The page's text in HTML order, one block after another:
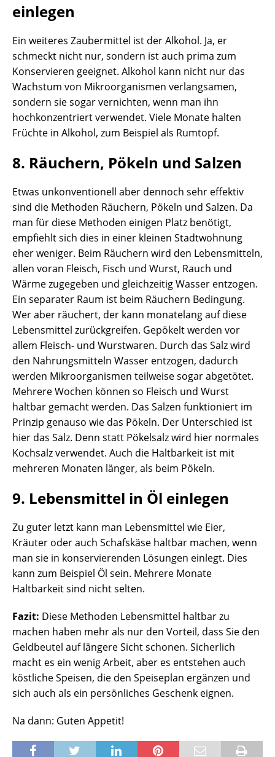
einlegen
Ein weiteres Zaubermittel ist der Alkohol. Ja, er
schmeckt nicht nur, sondern ist auch prima zum
Konservieren geeignet. Alkohol kann nicht nur das
Wachstum von Mikroorganismen verlangsamen,
sondern sie sogar vernichten, wenn man ihn
hochkonzentriert verwendet. Viele Monate halten
Früchte in Alkohol, zum Beispiel als Rumtopf.
8. Räuchern, Pökeln und Salzen
Etwas unkonventionell aber dennoch sehr effektiv
sind die Methoden Räuchern, Pökeln und Salzen. Da
man für diese Methoden einigen Platz benötigt,
empfiehlt sich dies in einer kleinen Stadtwohnung
eher weniger. Beim Räuchern wird den Lebensmitteln,
allen voran Fleisch, Fisch und Wurst, Rauch und
Wärme zugegeben und gleichzeitig Wasser entzogen.
Ein separater Raum ist beim Räuchern Bedingung.
Wer aber räuchert, der kann monatelang auf diese
Lebensmittel zurückgreifen. Gepökelt werden vor
allem Fleisch- und Wurstwaren. Durch das Salz wird
den Nahrungsmitteln Wasser entzogen, dadurch
werden Mikroorganismen teilweise sogar abgetötet.
Mehrere Wochen können so Fleisch und Wurst
haltbar gemacht werden. Das Salzen funktioniert im
Prinzip genauso wie das Pökeln. Der Unterschied ist
hier das Salz. Denn statt Pökelsalz wird hier normales
Kochsalz verwendet. Auch die Haltbarkeit ist mit
mehreren Monaten länger, als beim Pökeln.
9. Lebensmittel in Öl einlegen
Zu guter letzt kann man Lebensmittel wie Eier,
Kräuter oder auch Schafskäse haltbar machen, wenn
man sie in konservierenden Lösungen einlegt. Dies
kann zum Beispiel Öl sein. Mehrere Monate
Haltbarkeit sind nicht selten.
Fazit: Diese Methoden Lebensmittel haltbar zu
machen haben mehr als nur den Vorteil, dass Sie den
Geldbeutel auf längere Sicht schonen. Sicherlich
macht es ein wenig Arbeit, aber es entstehen auch
köstliche Speisen, die den Speiseplan ergänzen und
sich auch als ein persönliches Geschenk eignen.
Na dann: Guten Appetit!